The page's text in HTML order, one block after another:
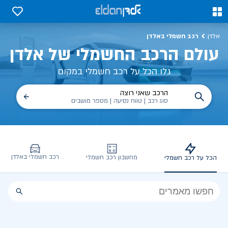
0
0
אלדן רכב חשמלי באלדן
עולם הרכב החשמלי של אלדן
גלו הכל על רכב חשמלי במקום
הרכב שאני רוצה
סוג רכב | טווח נסיעה | מספר מושבים
הכל על רכב חשמלי מחשבון רכב חשמלי רכב חשמלי באלדן
הכל
הכל על רכב חשמלי, שימושים, טכנולוגיה וכל מה שכדי לדעת | אלדן